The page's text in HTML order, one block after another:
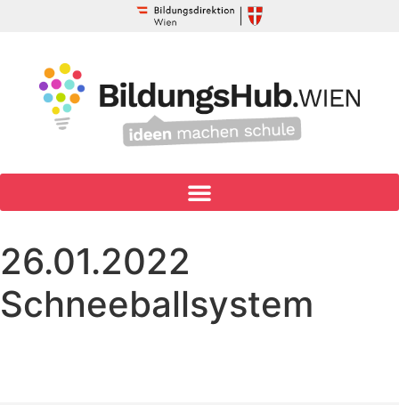
26.01.2022
Schneeballsystem